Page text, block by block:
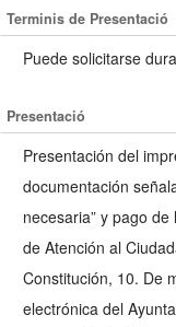
Terminis de Presentació
Puede solicitarse
Presentació
Presentación del
documentación
necesaria” y pago
de Atención al
Constitución, 10. De
electrónica del